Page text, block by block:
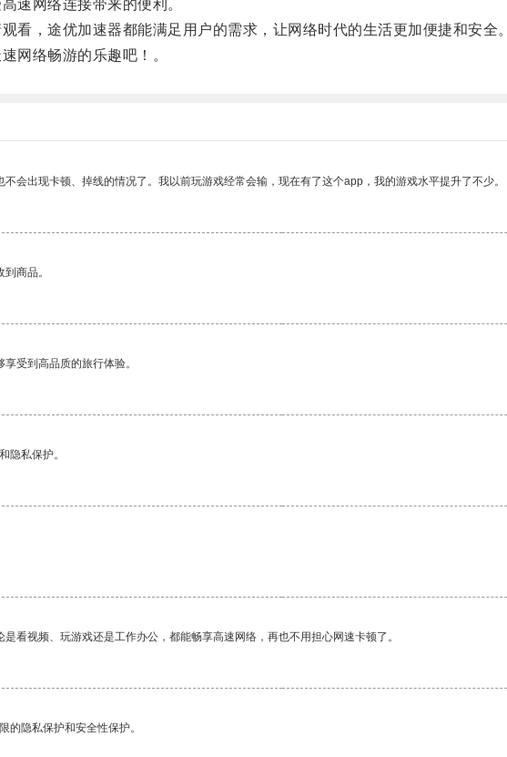
网络连接带来的便利。
，途优加速器都能满足用户的需求，让网络时代的生活更加便捷和安全。
络畅游的乐趣吧！。
会出现卡顿、掉线的情况了。我以前玩游戏经常会输，现在有了这个app，我的游戏水平提升了不少。
商品。
受到高品质的旅行体验。
隐私保护。
看视频、玩游戏还是工作办公，都能畅享高速网络，再也不用担心网速卡顿了。
的隐私保护和安全性保护。